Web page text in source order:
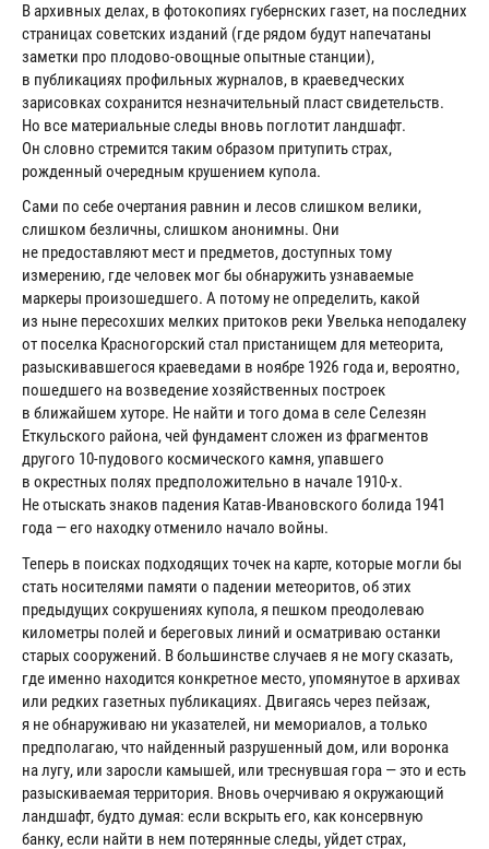
В архивных делах, в фотокопиях губернских газет, на последних
страницах советских изданий (где рядом будут напечатаны
заметки про плодово-овощные опытные станции),
в публикациях профильных журналов, в краеведческих
зарисовках сохранится незначительный пласт свидетельств.
Но все материальные следы вновь поглотит ландшафт.
Он словно стремится таким образом притупить страх,
рожденный очередным крушением купола.
Сами по себе очертания равнин и лесов слишком велики,
слишком безличны, слишком анонимны. Они
не предоставляют мест и предметов, доступных тому
измерению, где человек мог бы обнаружить узнаваемые
маркеры произошедшего. А потому не определить, какой
из ныне пересохших мелких притоков реки Увелька неподалеку
от поселка Красногорский стал пристанищем для метеорита,
разыскивавшегося краеведами в ноябре 1926 года и, вероятно,
пошедшего на возведение хозяйственных построек
в ближайшем хуторе. Не найти и того дома в селе Селезян
Еткульского района, чей фундамент сложен из фрагментов
другого 10-пудового космического камня, упавшего
в окрестных полях предположительно в начале 1910-х.
Не отыскать знаков падения Катав-Ивановского болида 1941
года — его находку отменило начало войны.
Теперь в поисках подходящих точек на карте, которые могли бы
стать носителями памяти о падении метеоритов, об этих
предыдущих сокрушениях купола, я пешком преодолеваю
километры полей и береговых линий и осматриваю останки
старых сооружений. В большинстве случаев я не могу сказать,
где именно находится конкретное место, упомянутое в архивах
или редких газетных публикациях. Двигаясь через пейзаж,
я не обнаруживаю ни указателей, ни мемориалов, а только
предполагаю, что найденный разрушенный дом, или воронка
на лугу, или заросли камышей, или треснувшая гора — это и есть
разыскиваемая территория. Вновь очерчиваю я окружающий
ландшафт, будто думая: если вскрыть его, как консервную
банку, если найти в нем потерянные следы, уйдет страх,